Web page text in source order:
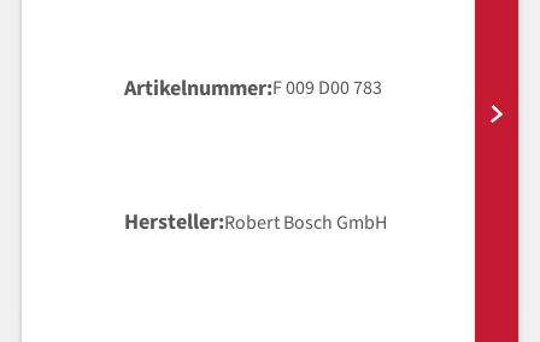
Artikelnummer F 009 D00 783
Hersteller Robert Bosch GmbH